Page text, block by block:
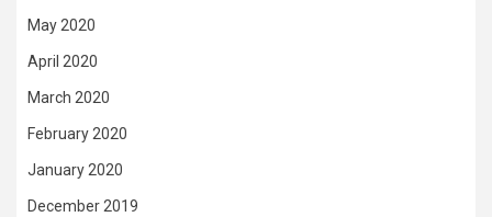
May 2020
April 2020
March 2020
February 2020
January 2020
December 2019